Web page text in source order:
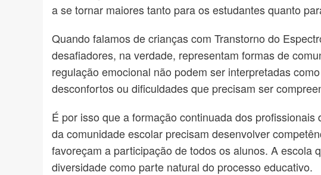
a se tornar maiores tanto para os estudantes quanto
Quando falamos de crianças com Transtorno do
desafiadores, na verdade, representam formas de
regulação emocional não podem ser interpretadas
desconfortos ou dificuldades que precisam ser
É por isso que a formação continuada dos
da comunidade escolar precisam desenvolver
favoreçam a participação de todos os alunos. A escola
diversidade como parte natural do processo educativo.